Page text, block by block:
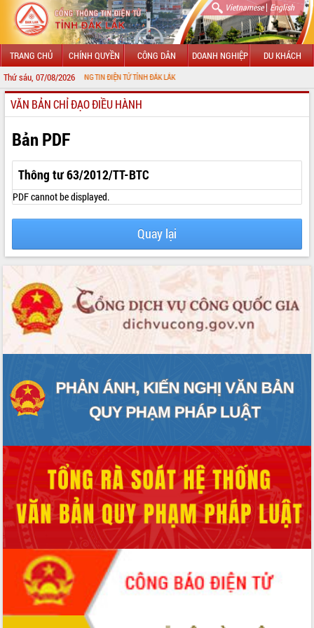
Vietnamese| English
TRANG CHỦ CHÍNH QUYỀN CÔNG DÂN DOANH NGHIỆP DU KHÁCH
Thứ sáu, 07/08/2026
CỔNG THÔNG TIN ĐIỆN TỬ TỈNH ĐẮK LẮK
GIỚI THIỆU
LÃNH ĐẠO UBND TỈNH
TIN TỨC SỰ KIỆN
SỞ, BAN, NGÀNH
UBND CÁC XÃ, PHƯỜNG
THÔNG TIN CHỈ ĐẠO ĐIỀU HÀNH
VĂN BẢN HĐND TỈNH
ĐIỂM TIN VĂN BẢN
VĂN BẢN CHỈ ĐẠO ĐIỀU HÀNH
Bản PDF
Thông tư 63/2012/TT-BTC
PDF cannot be displayed.
Quay lại